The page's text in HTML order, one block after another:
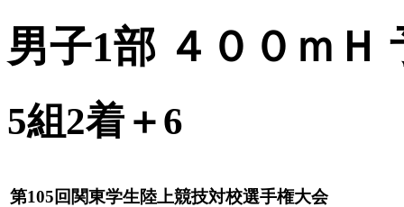
男子1部 ４００ｍＨ
5組2着＋6
第105回関東学生陸上競技対校選手権大会